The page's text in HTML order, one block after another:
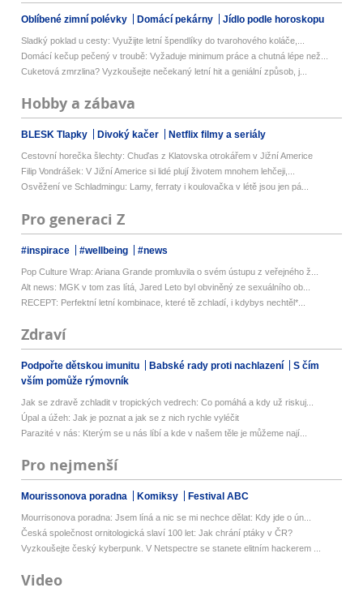
Oblíbené zimní polévky Domácí pekárny Jídlo podle horoskopu
Sladký poklad u cesty: Využijte letní špendlíky do tvarohového koláče,...
Domácí kečup pečený v troubě: Vyžaduje minimum práce a chutná lépe než...
Cuketová zmrzlina? Vyzkoušejte nečekaný letní hit a geniální způsob, j...
Hobby a zábava
BLESK Tlapky Divoký kačer Netflix filmy a seriály
Cestovní horečka šlechty: Chuďas z Klatovska otrokářem v Jižní Americe
Filip Vondrášek: V Jižní Americe si lidé plují životem mnohem lehčeji,...
Osvěžení ve Schladmingu: Lamy, ferraty i koulovačka v létě jsou jen pá...
Pro generaci Z
#inspirace #wellbeing #news
Pop Culture Wrap: Ariana Grande promluvila o svém ústupu z veřejného ž...
Alt news: MGK v tom zas lítá, Jared Leto byl obviněný ze sexuálního ob...
RECEPT: Perfektní letní kombinace, které tě zchladí, i kdybys nechtěl*...
Zdraví
Podpořte dětskou imunitu Babské rady proti nachlazení
S čím
vším pomůže rýmovník
Jak se zdravě zchladit v tropických vedrech: Co pomáhá a kdy už riskuj...
Úpal a úžeh: Jak je poznat a jak se z nich rychle vyléčit
Parazité v nás: Kterým se u nás líbí a kde v našem těle je můžeme nají...
Pro nejmenší
Mourissonova poradna Komiksy Festival ABC
Mourrisonova poradna: Jsem líná a nic se mi nechce dělat: Kdy jde o ún...
Česká společnost ornitologická slaví 100 let: Jak chrání ptáky v ČR?
Vyzkoušejte český kyberpunk. V Netspectre se stanete elitním hackerem ...
Video